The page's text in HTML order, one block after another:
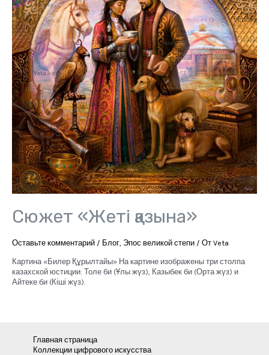
Сюжет «Жеті қазына»
Оставьте комментарий / Блог, Эпос великой степи / От Veta
Картина «Билер Құрылтайы» На картине изображены три столпа
казахской юстиции: Толе би (Ұлы жүз), Казыбек би (Орта жүз) и
Айтеке би (Кіші жүз).
Главная страница
Коллекции цифрового искусства